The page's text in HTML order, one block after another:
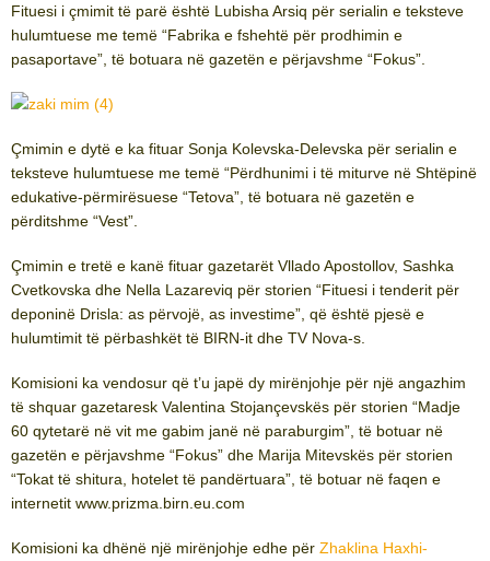
Fituesi i çmimit të parë është Lubisha Arsiq për serialin e teksteve
hulumtuese me temë “Fabrika e fshehtë për prodhimin e
pasaportave”, të botuara në gazetën e përjavshme “Fokus”.
Çmimin e dytë e ka fituar Sonja Kolevska-Delevska për serialin e
teksteve hulumtuese me temë “Përdhunimi i të miturve në Shtëpinë
edukative-përmirësuese “Tetova”, të botuara në gazetën e
përditshme “Vest”.
Çmimin e tretë e kanë fituar gazetarët Vllado Apostollov, Sashka
Cvetkovska dhe Nella Lazareviq për storien “Fituesi i tenderit për
deponinë Drisla: as përvojë, as investime”, që është pjesë e
hulumtimit të përbashkët të BIRN-it dhe TV Nova-s.
Komisioni ka vendosur që t’u japë dy mirënjohje për një angazhim
të shquar gazetaresk Valentina Stojançevskës për storien “Madje
60 qytetarë në vit me gabim janë në paraburgim”, të botuar në
gazetën e përjavshme “Fokus” dhe Marija Mitevskës për storien
“Tokat të shitura, hotelet të pandërtuara”, të botuar në faqen e
internetit www.prizma.birn.eu.com
Komisioni ka dhënë një mirënjohje edhe për Zhaklina Haxhi-